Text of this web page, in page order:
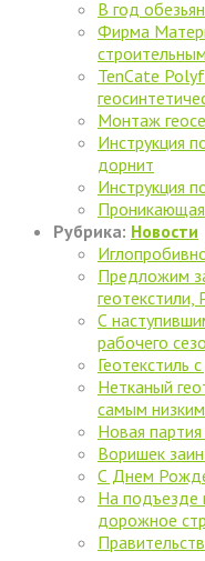
В год
Фирма
TenCate
Монтаж
Инструкция
дорнит
Инструкция
Рубрика: Новости
Предложим
геотекстили,
С
рабочего
Геотекстиль
Нетканый
самым
Новая
Воришек
С Днем
На подъезде
дорожное